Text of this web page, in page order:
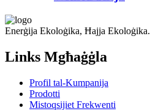
Enerġija Ekoloġika, Ħajja Ekoloġika.
Links Mgħaġġla
Profil tal-Kumpanija
Prodotti
Mistoqsijiet Frekwenti